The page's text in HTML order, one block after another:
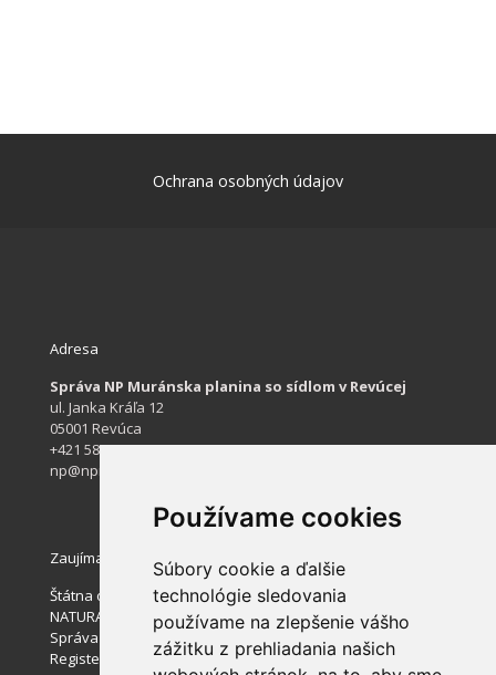
Používame cookies
Súbory cookie a ďalšie
technológie sledovania
používame na zlepšenie vášho
zážitku z prehliadania našich
Ochrana osobných údajov
Adresa
Správa NP Muránska planina so sídlom v Revúcej
ul. Janka Kráľa 12
05001 Revúca
+421 584 422 061
np@npmuranskaplanina.sk
Zaujímavé stránky
Štátna ochrana prírody SR
NATURA 2000
Správa slovenských jaskýň
Register ponúkaného majetku štátu